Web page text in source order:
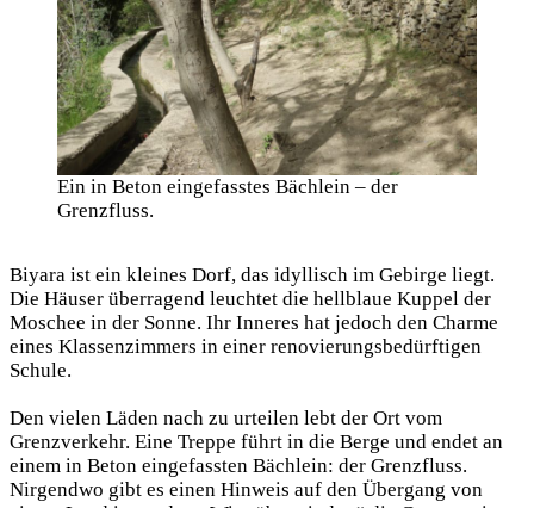
Ein in Beton eingefasstes Bächlein – der
Grenzfluss.
Biyara ist ein kleines Dorf, das idyllisch im Gebirge liegt.
Die Häuser überragend leuchtet die hellblaue Kuppel der
Moschee in der Sonne. Ihr Inneres hat jedoch den Charme
eines Klassenzimmers in einer renovierungsbedürftigen
Schule.
Den vielen Läden nach zu urteilen lebt der Ort vom
Grenzverkehr. Eine Treppe führt in die Berge und endet an
einem in Beton eingefassten Bächlein: der Grenzfluss.
Nirgendwo gibt es einen Hinweis auf den Übergang von